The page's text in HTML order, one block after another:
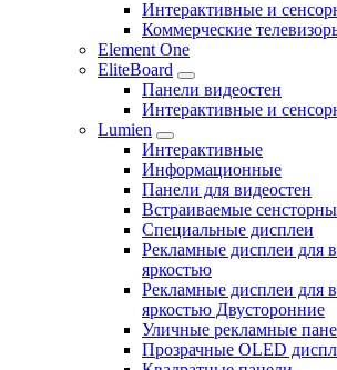
Интерактивные и
Коммерческие
Element One
EliteBoard
Панели видеостен
Интерактивные и
Lumien
Интерактивные
Информационные
Панели для видеостен
Встраиваемые
Специальные дисплеи
Рекламные дисплеи для
яркостью
Рекламные дисплеи для
яркостью Двусторонние
Уличные рекламные
Прозрачные OLED